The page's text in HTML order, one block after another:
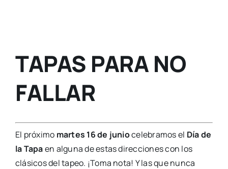
TAPAS PARA NO
FALLAR
El próximo martes 16 de juniocelebramos el Día de
la Tapaen alguna de estas direcciones con los
clásicos del tapeo. ¡Toma nota! Y las que nunca